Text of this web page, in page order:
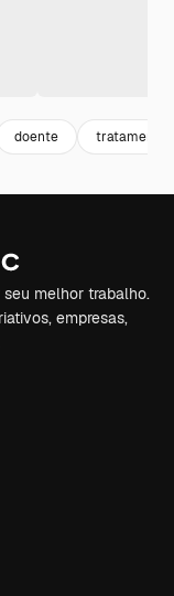
doente tratamento
melhor trabalho.
empresas,